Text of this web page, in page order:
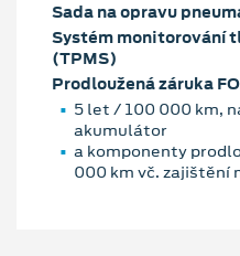
Sada na opravu
Systém monitorování
(TPMS)
Prodloužená záruka
5 let / 100 000 km,
akumulátor
a komponenty
000 km vč. zajištění